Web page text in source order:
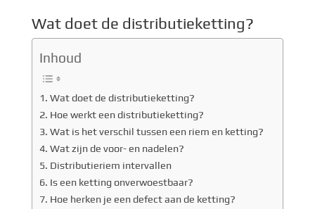
Wat doet de distributieketting?
Inhoud
Wat doet de distributieketting?
Hoe werkt een distributieketting?
Wat is het verschil tussen een riem en ketting?
Wat zijn de voor- en nadelen?
Distributieriem intervallen
Is een ketting onverwoestbaar?
Hoe herken je een defect aan de ketting?